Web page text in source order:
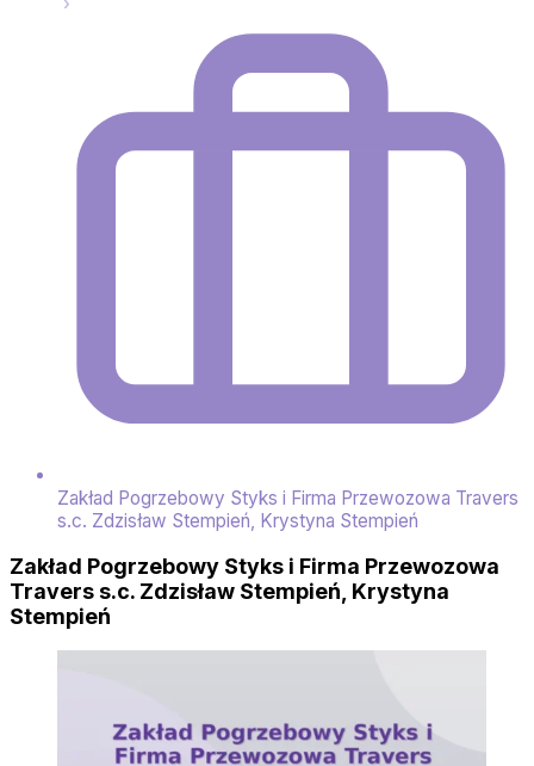
Zakład Pogrzebowy Styks i Firma Przewozowa Travers
s.c. Zdzisław Stempień, Krystyna Stempień
Zakład Pogrzebowy Styks i Firma Przewozowa
Travers s.c. Zdzisław Stempień, Krystyna
Stempień